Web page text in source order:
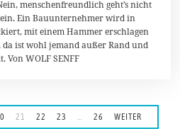
menschenfreundlich geht’s nicht
Ein Bauunternehmer wird in
mit einem Hammer erschlagen
ist wohl jemand außer Rand und
Von WOLF SENFF
21 22 23 … 26 WEITER